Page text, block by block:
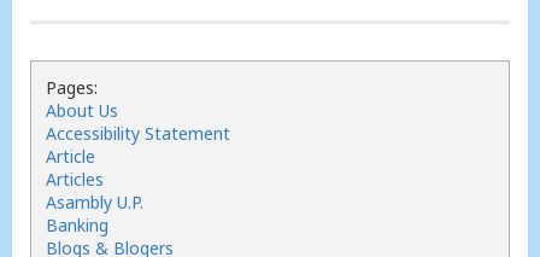
Pages:
About Us
Accessibility Statement
Article
Articles
Asambly U.P.
Banking
Blogs & Blogers